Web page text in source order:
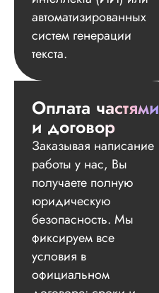
автоматизированных
систем генерации
текста.
Оплата частями
и договор
Заказывая написание
работы у нас, Вы
получаете полную
юридическую
безопасность. Мы
фиксируем все
условия в
официальном